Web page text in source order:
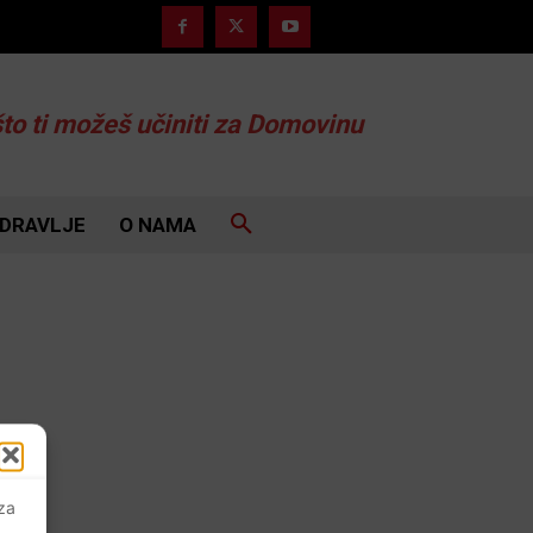
ti možeš učiniti za Domovinu
O NAMA